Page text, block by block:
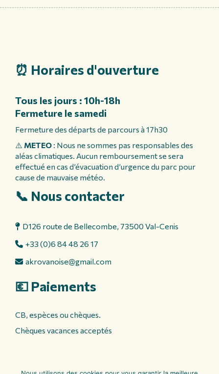
⏰ Horaires d'ouverture
Tous les jours : 10h-18h
Fermeture le samedi
Fermeture des départs de parcours à 17h30
⚠️ METEO : Nous ne sommes pas responsables des
aléas climatiques. Aucun remboursement se sera
effectué en cas d’évacuation d’urgence du parc pour
cause de mauvaise météo.
📞 Nous contacter
D126 route de Bellecombe, 73500 Val-Cenis
+33 (0)6 84 48 26 17
akrovanoise@gmail.com
💶 Paiements
CB, espèces ou chèques.
Chèques vacances acceptés